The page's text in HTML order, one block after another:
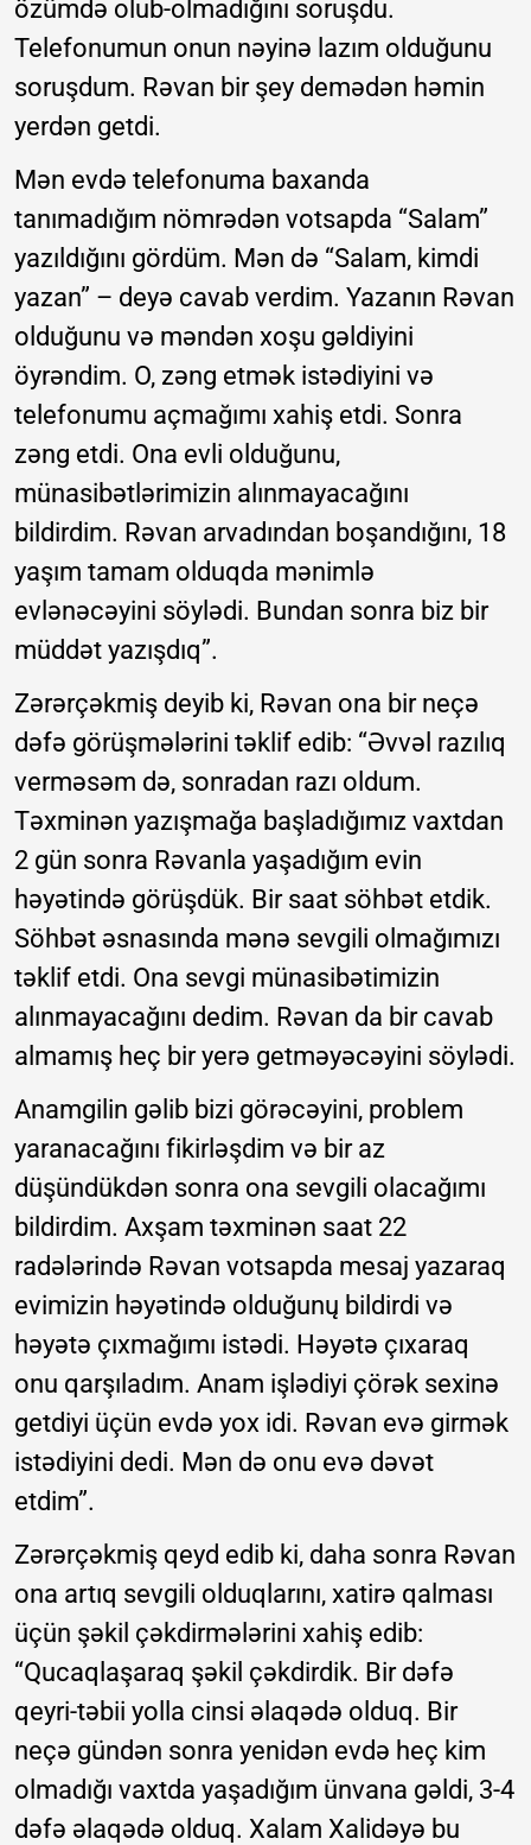
özümdə olub-olmadığını soruşdu.
Telefonumun onun nəyinə lazım olduğunu
soruşdum. Rəvan bir şey demədən həmin
yerdən getdi.
Mən evdə telefonuma baxanda
tanımadığım nömrədən votsapda “Salam”
yazıldığını gördüm. Mən də “Salam, kimdi
yazan” – deyə cavab verdim. Yazanın Rəvan
olduğunu və məndən xoşu gəldiyini
öyrəndim. O, zəng etmək istədiyini və
telefonumu açmağımı xahiş etdi. Sonra
zəng etdi. Ona evli olduğunu,
münasibətlərimizin alınmayacağını
bildirdim. Rəvan arvadından boşandığını, 18
yaşım tamam olduqda mənimlə
evlənəcəyini söylədi. Bundan sonra biz bir
müddət yazışdıq”.
Zərərçəkmiş deyib ki, Rəvan ona bir neçə
dəfə görüşmələrini təklif edib: “Əvvəl razılıq
verməsəm də, sonradan razı oldum.
Təxminən yazışmağa başladığımız vaxtdan
2 gün sonra Rəvanla yaşadığım evin
həyətində görüşdük. Bir saat söhbət etdik.
Söhbət əsnasında mənə sevgili olmağımızı
təklif etdi. Ona sevgi münasibətimizin
alınmayacağını dedim. Rəvan da bir cavab
almamış heç bir yerə getməyəcəyini söylədi.
Anamgilin gəlib bizi görəcəyini, problem
yaranacağını fikirləşdim və bir az
düşündükdən sonra ona sevgili olacağımı
bildirdim. Axşam təxminən saat 22
radələrində Rəvan votsapda mesaj yazaraq
evimizin həyətində olduğunų bildirdi və
həyətə çıxmağımı istədi. Həyətə çıxaraq
onu qarşıladım. Anam işlədiyi çörək sexinə
getdiyi üçün evdə yox idi. Rəvan evə girmək
istədiyini dedi. Mən də onu evə dəvət
etdim”.
Zərərçəkmiş qeyd edib ki, daha sonra Rəvan
ona artıq sevgili olduqlarını, xatirə qalması
üçün şəkil çəkdirmələrini xahiş edib:
“Qucaqlaşaraq şəkil çəkdirdik. Bir dəfə
qeyri-təbii yolla cinsi əlaqədə olduq. Bir
neçə gündən sonra yenidən evdə heç kim
olmadığı vaxtda yaşadığım ünvana gəldi, 3-4
dəfə əlaqədə olduq. Xalam Xalidəyə bu